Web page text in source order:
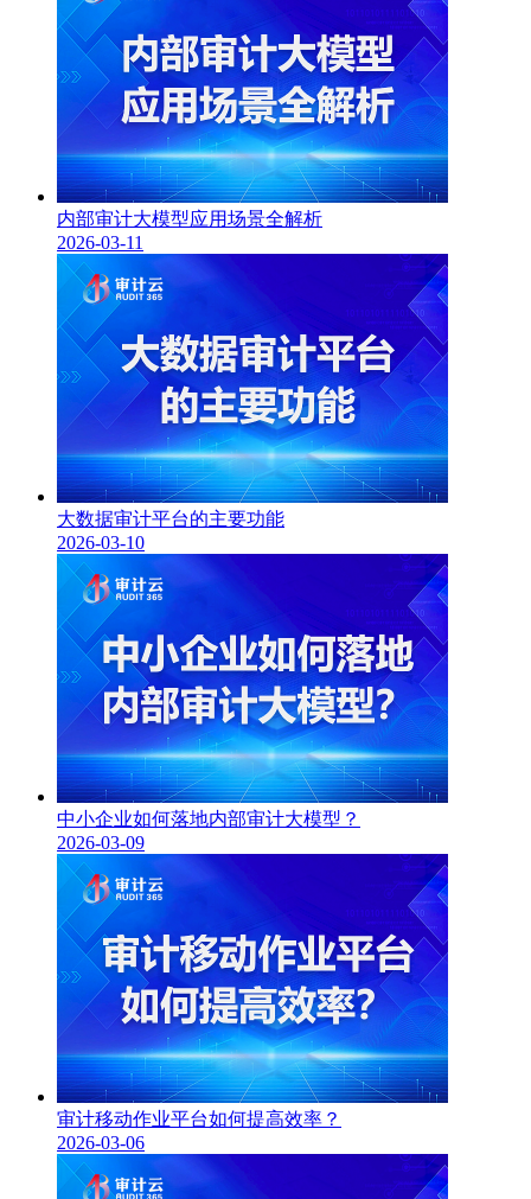
内部审计大模型应用场景全解析
2026-03-11
大数据审计平台的主要功能
2026-03-10
中小企业如何落地内部审计大模型？
2026-03-09
审计移动作业平台如何提高效率？
2026-03-06